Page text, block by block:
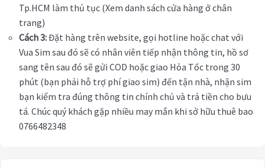
Tp.HCM làm thủ tục (Xem danh sách cửa hàng ở chân
trang)
Cách 3:Đặt hàng trên website, gọi hotline hoặc chat với
Vua Sim sau đó sẽ có nhân viên tiếp nhận thông tin, hồ sơ
sang tên sau đó sẽ gửi COD hoặc giao Hỏa Tốc trong 30
phút (bạn phải hỗ trợ phí giao sim) đến tận nhà, nhận sim
bạn kiểm tra đúng thông tin chính chủ và trả tiền cho bưu
tá. Chúc quý khách gặp nhiều may mắn khi sở hữu thuê bao
0766482348